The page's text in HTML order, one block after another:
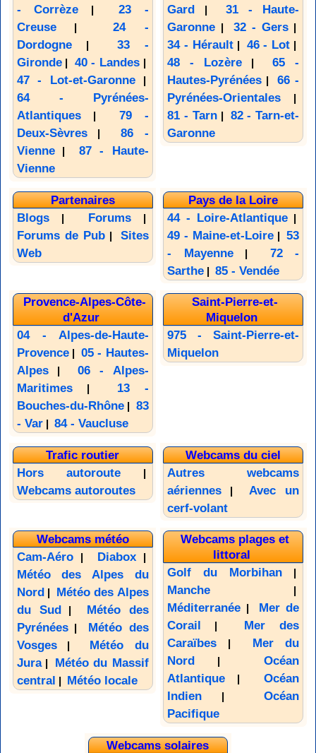
- Corrèze |23 -
Creuse|24 -
Dordogne| 33 -
Gironde| 40 - Landes|
47 - Lot-et-Garonne|
64 - Pyrénées-
Atlantiques| 79 -
Deux-Sèvres|86 -
Vienne|87 - Haute-
Vienne
Gard | 31 - Haute-
Garonne | 32 - Gers |
34 - Hérault | 46 - Lot |
48 - Lozère |65 -
Hautes-Pyrénées |66 -
Pyrénées-Orientales |
81 - Tarn | 82 - Tarn-et-
Garonne
Partenaires
Blogs| Forums|
Forums de Pub| Sites
Web
Pays de la Loire
44 - Loire-Atlantique |
49 - Maine-et-Loire|53
- Mayenne|72 -
Sarthe |85 - Vendée
Provence-Alpes-Côte-
d'Azur
04 - Alpes-de-Haute-
Provence| 05 - Hautes-
Alpes| 06 - Alpes-
Maritimes| 13 -
Bouches-du-Rhône| 83
- Var| 84 - Vaucluse
Saint-Pierre-et-
Miquelon
975 - Saint-Pierre-et-
Miquelon
Trafic routier
Hors autoroute |
Webcams autoroutes
Webcams du ciel
Autres webcams
aériennes | Avec un
cerf-volant
Webcams météo
Cam-Aéro| Diabox|
Météo des Alpes du
Nord | Météo des Alpes
du Sud | Météo des
Pyrénées| Météo des
Vosges| Météo du
Jura| Météo du Massif
central | Météo locale
Webcams plages et
littoral
Golf du Morbihan |
Manche |
Méditerranée | Mer de
Corail | Mer des
Caraïbes | Mer du
Nord |Océan
Atlantique |Océan
Indien |Océan
Pacifique
Webcams solaires